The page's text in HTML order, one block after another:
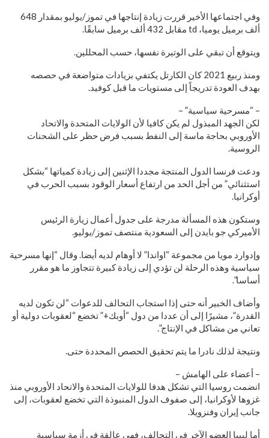
وفي اجتماعها الأخير قررت زيادة إنتاجها في تموز/يوليو بمقدار 648
ألف برميل يوميا، td مقابل 432 ألف برميل سابقًا.
ويتوقع أن تبقي على الوتيرة نفسها، حسب المحللين.
ومنذ ربيع 2021 كان الكارتل يكتفي بزيادات متواضعة في حصصه
بهدف العودة تدريجاً إلى مستويات ما قبل كوفيد.
– “مسرحية سياسية” –
لكن الجهد المبذول لم يكن كافيا لأن الولايات المتحدة والاتحاد
الأوروبي بحاجة ماسة إلى النفط بسبب فرض حظر على الشحنات
الروسية.
ودعت فرنسا الدول المنتجة مجددا الإثنين إلى زيادة كمياتها “بشكل
استثنائي” من أجل الحد من ارتفاع أسعار الوقود بسبب الحرب في
أوكرانيا.
وستكون هذه المسألة مدرجة على جدول أعمال زيارة الرئيس
الأميركي جو بايدن إلى السعودية منتصف تموز/يوليو.
وإدوارد مويا من مجموعة “اواندا” لا أوهام لديه أيضا. وقال “إنها مسرحية
سياسية وهذه الرحلة لن تؤدي إلى زيادة كبيرة تتجاوز ما هو مقرر
أساسا”.
وأضاف الخبير أنه حتى إذا استجاب التحالف للدعوات “لن تكون لديه
القدرة”، مشيرًا إلى أن عددا من دول “أوبك+” تخضع “لعقوبات دولية أو
تعاني من مشاكل في الإنتاج”.
ونتيجة لذلك نادرا ما يتم تحقيق الحصص المحددة حتى.
– أعضاء على الهامش –
انضمت روسيا التي تشكل هدفا للولايات المتحدة والاتحاد الأوروبي منذ
غزوها لأوكرانيا، إلى صفوف الدول المنبوذة التي تخضع لعقوبات، إلى
جانب إيران وفنزويلا.
أما ليبيا العضو الآخر في التحالف، فهي عالقة في أزمة سياسية